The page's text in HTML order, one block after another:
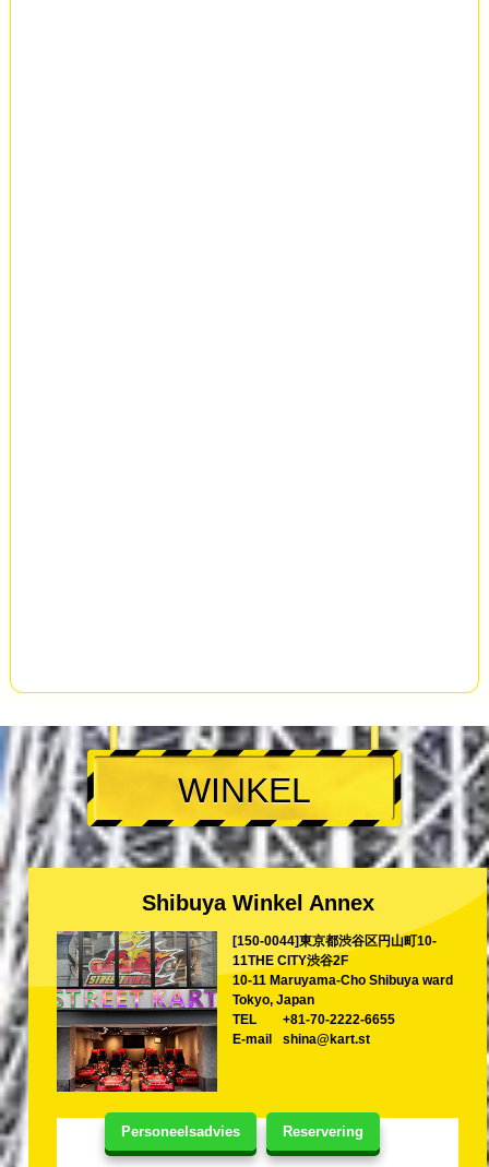
Personeelsadvies Reservering
WINKEL
Shibuya Winkel Annex
[150-0044]東京都渋谷区円山町10-
11THE CITY渋谷2F
10-11 Maruyama-Cho Shibuya ward
Tokyo, Japan
TEL
+81-70-2222-6655
E-mail
shina@kart.st